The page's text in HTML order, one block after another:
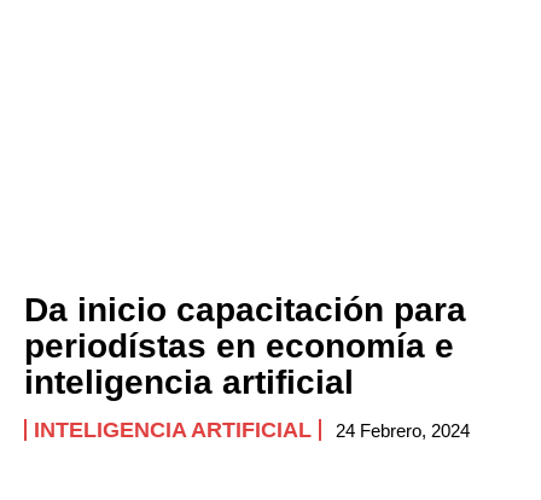
Da inicio capacitación para
periodístas en economía e
inteligencia artificial
INTELIGENCIA ARTIFICIAL 24 Febrero, 2024